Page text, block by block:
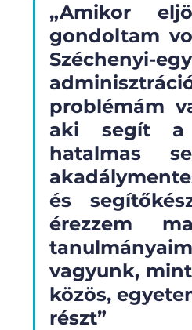
„Amikor
gondoltam
Széchenyi-
problémám
aki segít a
hatalmas
és
érezzem
vagyunk,
közös,
részt”